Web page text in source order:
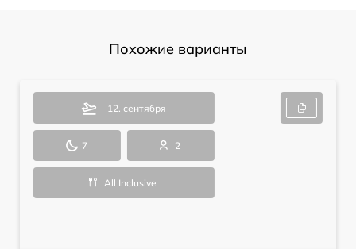
Похожие варианты
12. сентября
7 2
All Inclusive